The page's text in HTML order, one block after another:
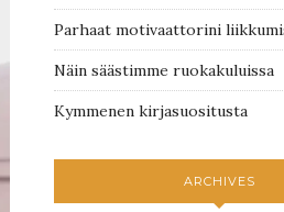
Parhaat motivaattorini
Näin säästimme ruokakuluissa
Kymmenen kirjasuositusta
ARCHIVES